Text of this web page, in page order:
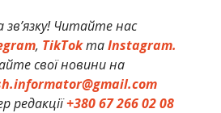
зв’язку! Читайте нас
, TikTokтаInstagram.
свої новини на
редакції+380 67 266 02 08